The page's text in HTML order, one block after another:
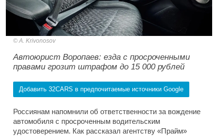
A. Krivonosov
Автоюрист Воропаев: езда с просроченными
правами грозит штрафом до 15 000 рублей
Добавить 32CARS в предпочитаемые источники Google
Россиянам напомнили об ответственности за вождение
автомобиля с просроченным водительским
удостоверением. Как рассказал агентству «Прайм»